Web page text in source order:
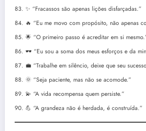
✨ “Fracassos são apenas lições disfarçadas.”
🔥 “Eu me movo com propósito, não apenas
🌟 “O primeiro passo é acreditar em si
🕶️ “Eu sou a soma dos meus esforços e da
💼 “Trabalhe em silêncio, deixe que seu
🌞 “Seja paciente, mas não se acomode.”
💫 “A vida recompensa quem persiste.”
💪 “A grandeza não é herdada, é construída.”